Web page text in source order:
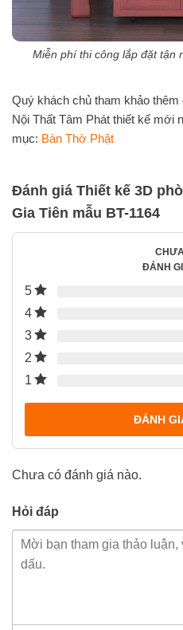
Miễn phí thi công lắp đặt tận
Quý khách chủ tham khảo
Nội Thất Tâm Phát thiết kế mới
mục: Bàn Thờ Phật
Đánh giá Thiết kế 3D
Gia Tiên mẫu BT-1164
ĐÁNH
5
4
3
2
1
ĐÁNH
Chưa có đánh giá nào.
Hỏi đáp